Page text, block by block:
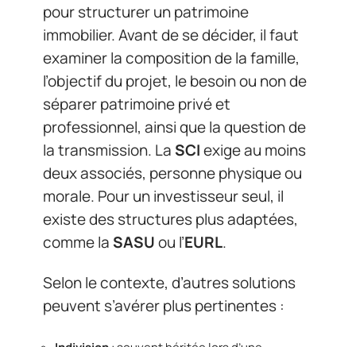
pour structurer un patrimoine
immobilier. Avant de se décider, il faut
examiner la composition de la famille,
l’objectif du projet, le besoin ou non de
séparer patrimoine privé et
professionnel, ainsi que la question de
la transmission. LaSCIexige au moins
deux associés, personne physique ou
morale. Pour un investisseur seul, il
existe des structures plus adaptées,
comme laSASUou l’EURL.
Selon le contexte, d’autres solutions
peuvent s’avérer plus pertinentes :